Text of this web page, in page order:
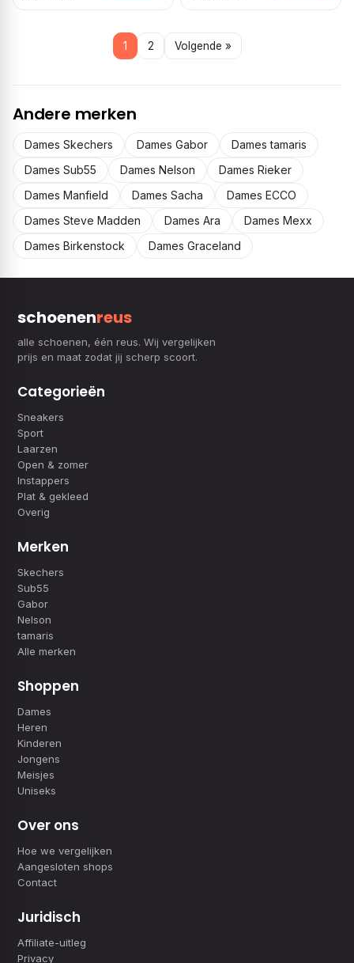
1 2 Volgende »
Andere merken
Dames Skechers Dames Gabor
Dames tamaris
Dames Sub55
Dames Nelson
Dames Rieker
Dames Manfield
Dames Sacha
Dames ECCO
Dames Steve Madden
Dames Ara
Dames Mexx
Dames Birkenstock
Dames Graceland
schoenenreus
alle schoenen, één reus. Wij vergelijken
prijs en maat zodat jij scherp scoort.
Categorieën
Sneakers
Sport
Laarzen
Open & zomer
Instappers
Plat & gekleed
Overig
Merken
Skechers
Sub55
Gabor
Nelson
tamaris
Alle merken
Shoppen
Dames
Heren
Kinderen
Jongens
Meisjes
Uniseks
Over ons
Hoe we vergelijken
Aangesloten shops
Contact
Juridisch
Affiliate-uitleg
Privacy